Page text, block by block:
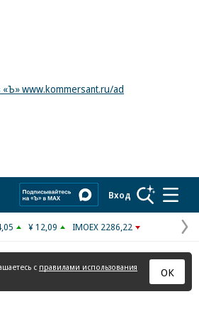
«Ъ» www.kommersant.ru/ad
Вход
¥ 12,09 IMOEX 2286,22
с правилами использования
ОК